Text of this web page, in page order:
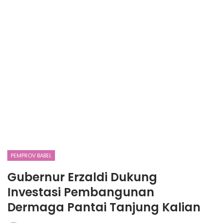
PEMPROV BABEL
Gubernur Erzaldi Dukung
Investasi Pembangunan
Dermaga Pantai Tanjung Kalian